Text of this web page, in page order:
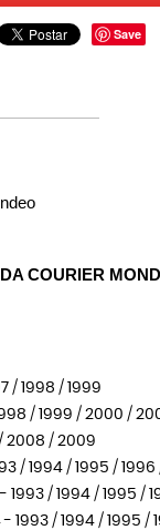
Save
COURIER
/ 1998 / 1999
/ 1999 / 2000 /
2008 / 2009
/ 1994 / 1995 / 1996
1993 / 1994 / 1995 /
1993 / 1994 / 1995 /